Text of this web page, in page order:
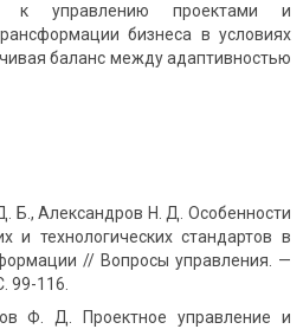
к управлению проектами и
бизнеса в условиях
баланс между адаптивностью
Б., Александров Н. Д. Особенности
и технологических стандартов в
// Вопросы управления. —
99-116.
Ф. Д. Проектное управление и